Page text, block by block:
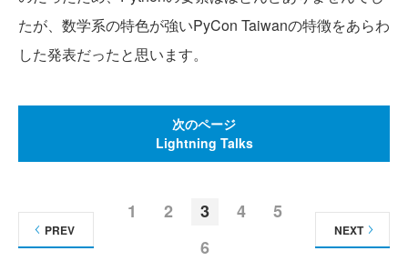
たが、数学系の特色が強いPyCon Taiwanの特徴をあらわ
した発表だったと思います。
次のページ
Lightning Talks
1 2 3 4
5
6
PREV NEXT